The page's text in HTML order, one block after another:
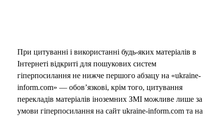
При цитуванні і використанні будь-яких матеріалів в
Інтернеті відкриті для пошукових систем
гіперпосилання не нижче першого абзацу на «ukraine-
inform.com» — обов’язкові, крім того, цитування
перекладів матеріалів іноземних ЗМІ можливе лише за
умови гіперпосилання на сайт ukraine-inform.com та на